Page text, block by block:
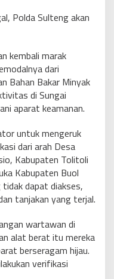
Polda Sulteng akan
kembali marak
dari
Bahan Bakar Minyak
di Sungai
aparat keamanan.
untuk mengeruk
dari arah Desa
Kabupaten Tolitoli
Kabupaten Buol
tidak dapat diakses,
tanjakan yang terjal.
wartawan di
alat berat itu mereka
berseragam hijau.
verifikasi